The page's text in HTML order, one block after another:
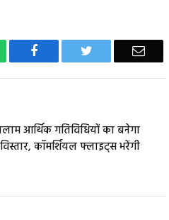
Facebook Twitter Email
आर्थिक गतिविधियों का बनेगा
कॉमर्शियल फ्लाइट्स भरेंगी